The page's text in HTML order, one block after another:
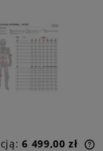
6 499,00 zł